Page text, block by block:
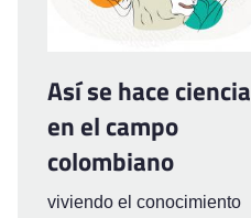
Así se hace ciencia
en el campo
colombiano
viviendo el conocimiento